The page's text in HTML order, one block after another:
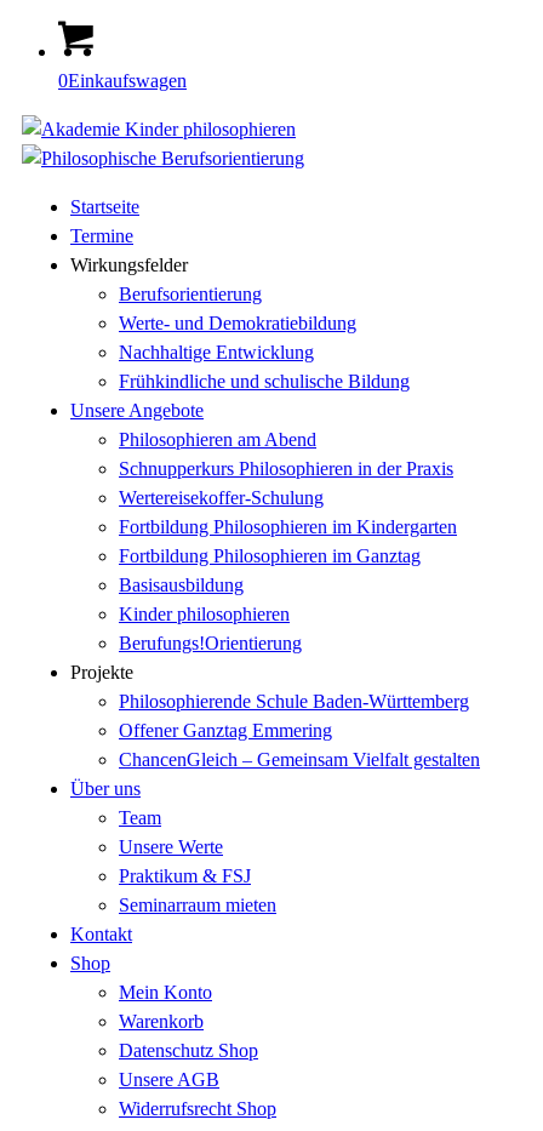
0Einkaufswagen
Startseite
Termine
Wirkungsfelder
Berufsorientierung
Werte- und Demokratiebildung
Nachhaltige Entwicklung
Frühkindliche und schulische Bildung
Unsere Angebote
Philosophieren am Abend
Schnupperkurs Philosophieren in der Praxis
Wertereisekoffer-Schulung
Fortbildung Philosophieren im Kindergarten
Fortbildung Philosophieren im Ganztag
Basisausbildung
Kinder philosophieren
Berufungs!Orientierung
Projekte
Philosophierende Schule Baden-Württemberg
Offener Ganztag Emmering
ChancenGleich – Gemeinsam Vielfalt gestalten
Über uns
Team
Unsere Werte
Praktikum & FSJ
Seminarraum mieten
Kontakt
Shop
Mein Konto
Warenkorb
Datenschutz Shop
Unsere AGB
Widerrufsrecht Shop